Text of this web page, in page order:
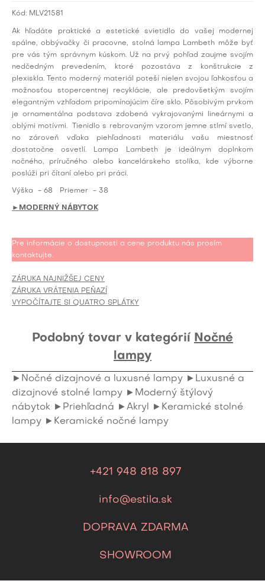
Kód: MLV21581
Ak hľadáte praktické a estetické svietidlo do vašej modernej
spálne, obbývačky či pracovne, stolná lampa Lambeth môže byť
pre vás tým správnym kúskom. Už na prvý pohľad zaujme svojím
nedčedným prevedením, ktoré pozostáva z konštrukcie z
plexiskla. Tento moderný materiál poteší nielen svojou ľahkosťou a
možnosťou stopercentnej recyklácie, ale predovšetkým svojím
elegantným vzhľadom pripomínajúcim číre sklo. Pôsobivým prvkom
je ornamentálna podstava zdobená vykrajovanými lineárnymi a
oblými motívmi. Tienidlo s rebrovaným vzorom jemne stlmí svetlo,
no zároveň vďaka piehľadnosti materiálu vašu miestnosť
dostatočne osvetlí. Lampa Lambeth je ideálnym doplnkom
nočného, príručného alebo kancelárskeho stolíka, kde výborne
poslúži pri čítaní alebo pri práci.
Výška - 68 Priemer - 38
►MODERNÝ NÁBYTOK
Pre informácie o dostupnosti a cene produktu nás prosím
kontaktujte.
ZÁRUKA NAJNIŽŠEJ CENY
ZÁRUKA VRÁTENIA PEŇAZÍ
VYPOČÍTAJTE SI QUATRO SPLÁTKY
Podobný tovar v kategórií Nočné
lampy
►Nočné dizajnové a luxusné lampy ►Luxusné a
dizajnové stolné lampy ►Moderný štýlový
nábytok ►Priehľadná ►Akryl
►Keramické stolné
lampy ►Keramické nočné lampy
+421 948 818 897
info@estila.sk
DOPRAVA ZDARMA
SHOWROOM